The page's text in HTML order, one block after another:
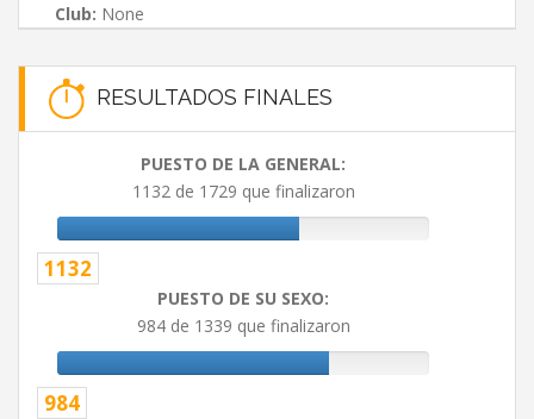
Club: None
RESULTADOS FINALES
PUESTO DE LA GENERAL:
1132 de 1729 que finalizaron
1132
PUESTO DE SU SEXO:
984 de 1339 que finalizaron
984